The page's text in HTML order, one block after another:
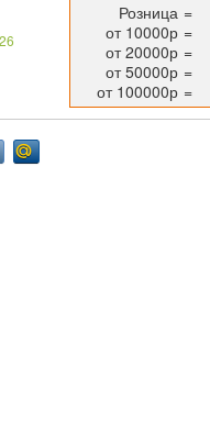
Розница =
от 10000р =
от 20000р =
от 50000р =
от 100000р =